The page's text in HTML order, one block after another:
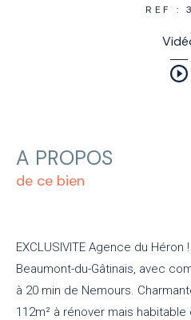
REF :
A PROPOS
de ce bien
EXCLUSIVITE Agence du Héron
Beaumont-du-Gâtinais, avec
à 20 min de Nemours.
112m² à rénover mais